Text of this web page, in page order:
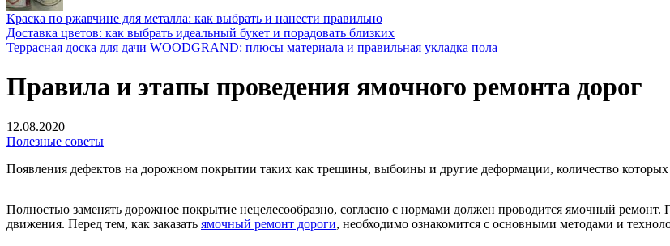
Краска по ржавчине для металла: как выбрать и нанести правильно
Доставка цветов: как выбрать идеальный букет и порадовать близких
Террасная доска для дачи WOODGRAND: плюсы материала и правильная укладка пола
Правила и этапы проведения ямочного ремонта дорог
12.08.2020
Полезные советы
Появления дефектов на дорожном покрытии таких как трещины, выбоины и другие деформации, количество которых
Полностью заменять дорожное покрытие нецелесообразно, согласно с нормами должен проводится ямочный ремонт.
движения. Перед тем, как заказать ямочный ремонт дороги, необходимо ознакомится с основными методами и